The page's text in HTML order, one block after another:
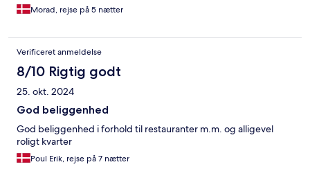
Morad, rejse på 5 nætter
Verificeret anmeldelse
8/10 Rigtig godt
25. okt. 2024
God beliggenhed
God beliggenhed i forhold til restauranter m.m. og alligevel
roligt kvarter
Poul Erik, rejse på 7 nætter